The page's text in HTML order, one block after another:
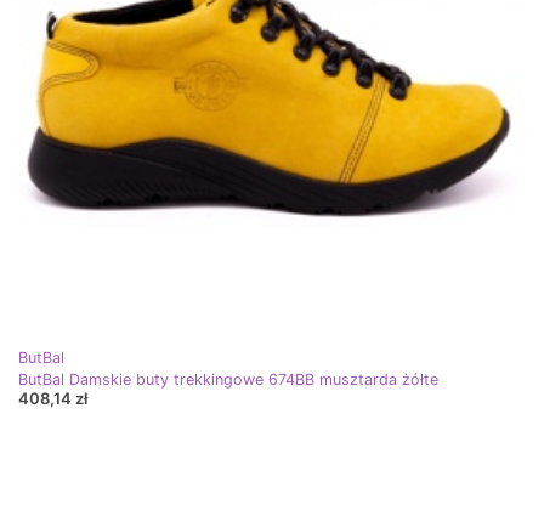
ButBal
ButBal Damskie buty trekkingowe 674BB musztarda żółte
408,14 zł